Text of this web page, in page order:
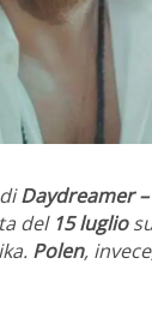
Daydreamer
del 15 luglio
Polen,